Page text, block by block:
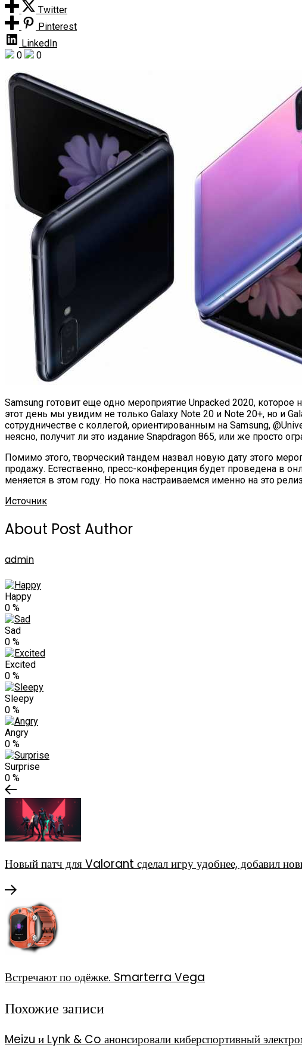
Twitter
Pinterest
LinkedIn
0
0
Samsung готовит еще одно мероприятие Unpacked 2020,
этот день мы увидим не только Galaxy Note 20 и Note 20+, но и
сотрудничестве с коллегой, ориентированным на Samsung,
неясно, получит ли это издание Snapdragon 865, или же просто
Помимо этого, творческий тандем назвал новую дату этого
продажу. Естественно, пресс-конференция будет проведена в
меняется в этом году. Но пока настраиваемся именно на это
Источник
About Post Author
admin
Happy
0 %
Sad
0 %
Excited
0 %
Sleepy
0 %
Angry
0 %
Surprise
0 %
Новый патч для Valorant сделал игру удобнее, добавил
Встречают по одёжке. Smarterra Vega
Похожие записи
Meizu и Lynk & Co анонсировали киберспортивный